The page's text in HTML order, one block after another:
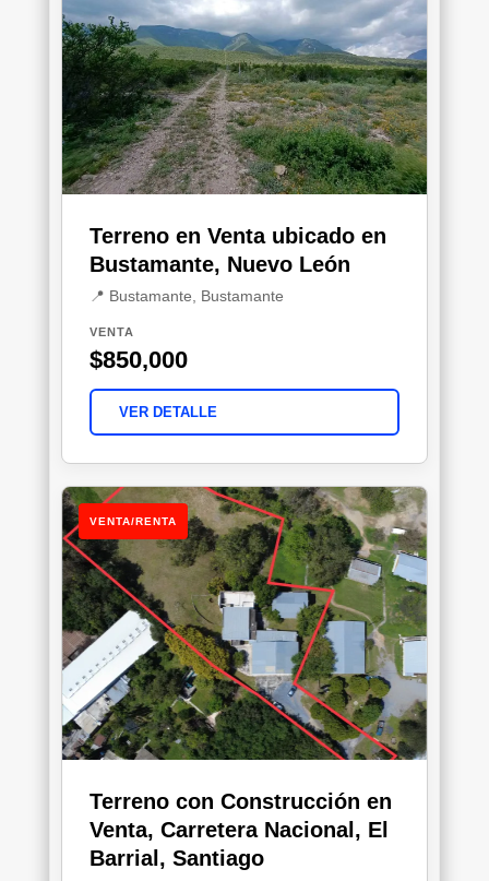
Terreno en Venta ubicado en
Bustamante, Nuevo León
📍 Bustamante, Bustamante
VENTA
$850,000
VER DETALLE
VENTA/RENTA
Terreno con Construcción en
Venta, Carretera Nacional, El
Barrial, Santiago